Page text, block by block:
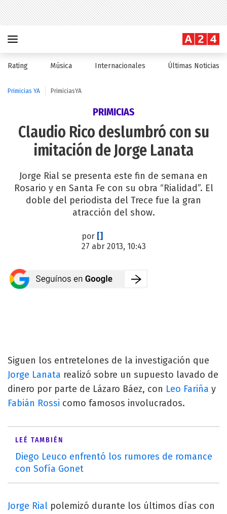
Rating Música Internacionales Últimas Noticias
Primicias YA PrimiciasYA
PRIMICIAS
Claudio Rico deslumbró con su
imitación de Jorge Lanata
Jorge Rial se presenta este fin de semana en
Rosario y en Santa Fe con su obra “Rialidad”. El
doble del periodista del Trece fue la gran
atracción del show.
por []
27 abr 2013, 10:43
Siguen los entretelones de la investigación que
Jorge Lanata realizó sobre un supuesto lavado de
dinero por parte de Lázaro Báez, con Leo Fariña y
Fabián Rossi como famosos involucrados.
LEÉ TAMBIÉN
Diego Leuco enfrentó los rumores de romance
con Sofía Gonet
Jorge Rial polemizó durante los últimos días con